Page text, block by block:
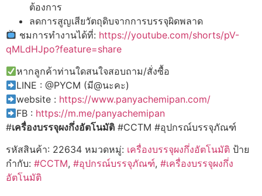
ต้องการ
ลดการสูญเสียวัตถุดิบจากการบรรจุผิดพลาด
ชมการทำงานได้ที่: https://youtube.com/shorts/pV-
qMLdHJpo?feature=share
หากลูกค้าท่านใดสนใจสอบถาม/สั่งซื้อ
LINE : @PYCM (มี@นะคะ)
website : https://www.panyachemipan.com/
FB : https://m.me/panyachemipan
#เครื่องบรรจุผงกึ่งอัตโนมัติ #CCTM #อุปกรณ์บรรจุภัณฑ์
รหัสสินค้า: 22634 หมวดหมู่: เครื่องบรรจุผงกึ่งอัตโนมัติ ป้าย
กำกับ: #CCTM, #อุปกรณ์บรรจุภัณฑ์, #เครื่องบรรจุผงกึ่ง
อัตโนมัติ